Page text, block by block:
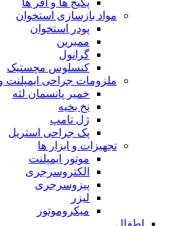
مواد بازسازی استخوان
پودر استخوان
ممبرین
گرانول
کنسلوس مچستیک
ملزومات جراحی
خمیر پانسمان لثه
نخ بخیه
ژل تامپ
پک جراحی استریل
تجهیزات و ابزار ها
موتور ایمپلنت
الکتروسرجری
پیزوسرجری
لیزر
میکروموتور
اطفال